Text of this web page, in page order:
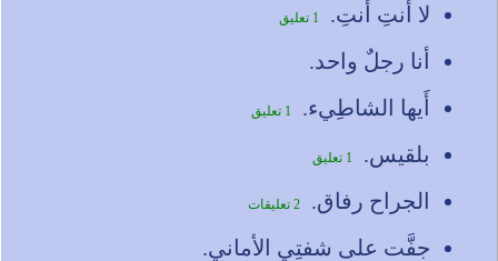
لا أنتِ أنتِ. 1 تعليق
أنا رجلٌ واحد.
أَيها الشاطِيء.
1 تعليق
بلقيس. 1 تعليق
الجراح رفاق. 2 تعليقات
جفَّت على شفتِي الأماني.